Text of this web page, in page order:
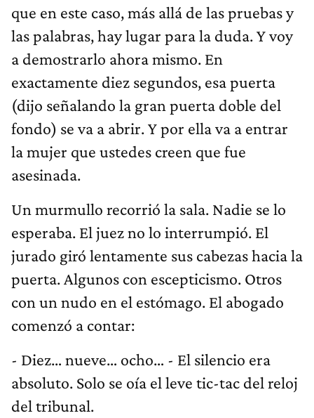
que en este caso, más allá de las pruebas y
las palabras, hay lugar para la duda. Y voy
a demostrarlo ahora mismo. En
exactamente diez segundos, esa puerta
(dijo señalando la gran puerta doble del
fondo) se va a abrir. Y por ella va a entrar
la mujer que ustedes creen que fue
asesinada.
Un murmullo recorrió la sala. Nadie se lo
esperaba. El juez no lo interrumpió. El
jurado giró lentamente sus cabezas hacia la
puerta. Algunos con escepticismo. Otros
con un nudo en el estómago. El abogado
comenzó a contar:
- Diez… nueve… ocho… - El silencio era
absoluto. Solo se oía el leve tic-tac del reloj
del tribunal.